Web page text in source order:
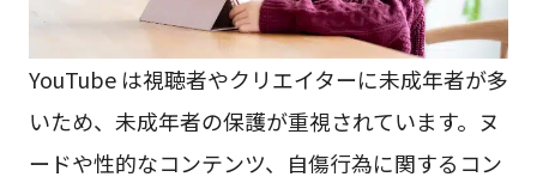
YouTube は視聴者やクリエイターに未成年者が多
いため、未成年者の保護が重視されています。ヌ
ードや性的なコンテンツ、自傷行為に関するコン